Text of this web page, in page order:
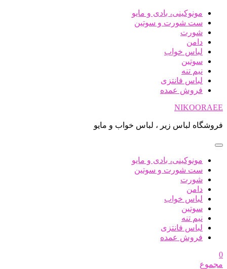
پرش
محتوا
مونوکینی، بادی و مایو
ست شورت و سوتین
شورت
دامن
لباس خواب
سوتین
نیم تنه
لباس فانتزی
فروش عمده
NIKOORAEE
فروشگاه لباس زیر ، لباس خواب و مایو
مونوکینی، بادی و مایو
ست شورت و سوتین
شورت
دامن
لباس خواب
سوتین
نیم تنه
لباس فانتزی
فروش عمده
0
مجموع